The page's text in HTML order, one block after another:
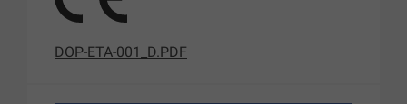
DOP-ETA-001_D.PDF